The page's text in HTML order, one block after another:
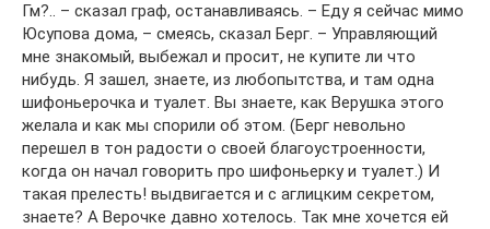
Гм?.. – сказал граф, останавливаясь. – Еду я сейчас мимо
Юсупова дома, – смеясь, сказал Берг. – Управляющий
мне знакомый, выбежал и просит, не купите ли что
нибудь. Я зашел, знаете, из любопытства, и там одна
шифоньерочка и туалет. Вы знаете, как Верушка этого
желала и как мы спорили об этом. (Берг невольно
перешел в тон радости о своей благоустроенности,
когда он начал говорить про шифоньерку и туалет.) И
такая прелесть! выдвигается и с аглицким секретом,
знаете? А Верочке давно хотелось. Так мне хочется ей